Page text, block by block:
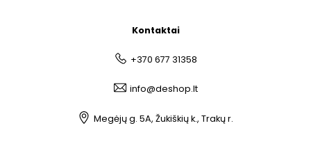
Kontaktai
+370 677 31358
info@deshop.lt
Megėjų g. 5A, Žukiškių k., Trakų r.